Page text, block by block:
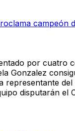
campeón
por cuatro
Gonzalez
representante
disputarán